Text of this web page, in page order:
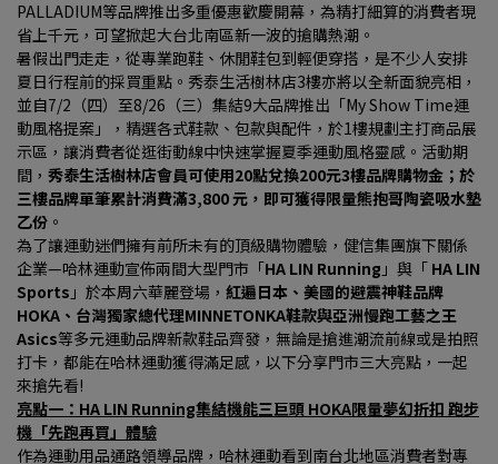
PALLADIUM等品牌推出多重優惠歡慶開幕，為精打細算的消費者現
省上千元，可望掀起大台北南區新一波的搶購熱潮。
暑假出門走走，從專業跑鞋、休閒鞋包到輕便穿搭，是不少人安排
夏日行程前的採買重點。秀泰生活樹林店3樓亦將以全新面貌亮相，
並自7/2（四）至8/26（三）集結9大品牌推出「My Show Time運
動風格提案」，精選各式鞋款、包款與配件，於1樓規劃主打商品展
示區，讓消費者從逛街動線中快速掌握夏季運動風格靈感。活動期
間， 秀泰生活樹林店會員可使用20點兌換200元3樓品牌購物金；於
三樓品牌單筆累計消費滿3,800 元，即可獲得限量熊抱哥陶瓷吸水墊
乙份 。
為了讓運動迷們擁有前所未有的頂級購物體驗，健信集團旗下關係
企業—哈林運動宣佈兩間大型門市「HA LIN Running 」與「 HA LIN
Sports 」於本周六華麗登場， 紅遍日本、美國的避震神鞋品牌
HOKA、台灣獨家總代理MINNETONKA鞋款與亞洲慢跑工藝之王
Asics等多元運動品牌新款鞋品齊發，無論是搶進潮流前線或是拍照
打卡，都能在哈林運動獲得滿足感，以下分享門市三大亮點，一起
來搶先看!
亮點一：HA LIN Running集結機能三巨頭 HOKA限量夢幻折扣 跑步
機「先跑再買」體驗
作為運動用品通路領導品牌，哈林運動看到南台北地區消費者對專